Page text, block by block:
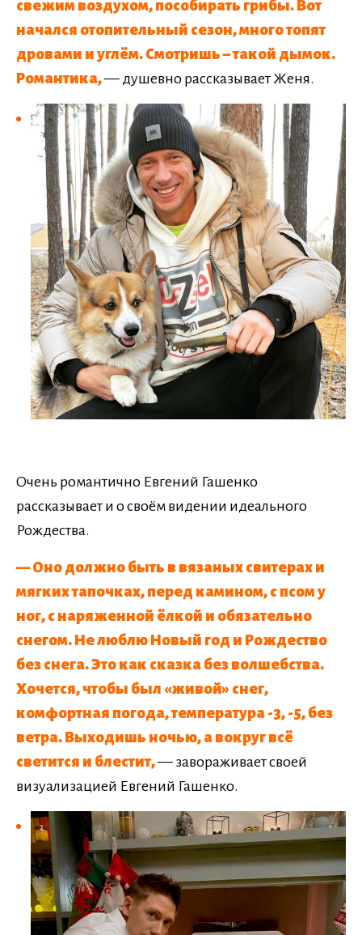
свежим воздухом, пособирать грибы. Вот
начался отопительный сезон, много топят
дровами и углём. Смотришь – такой дымок.
Романтика,— душевно рассказывает Женя.
Очень романтично Евгений Гашенко
рассказывает и о своём видении идеального
Рождества.
— Оно должно быть в вязаных свитерах и
мягких тапочках, перед камином, с псом у
ног, с наряженной ёлкой и обязательно
снегом. Не люблю Новый год и Рождество
без снега. Это как сказка без волшебства.
Хочется, чтобы был «живой» снег,
комфортная погода, температура -3, -5, без
ветра. Выходишь ночью, а вокруг всё
светится и блестит,— завораживает своей
визуализацией Евгений Гашенко.